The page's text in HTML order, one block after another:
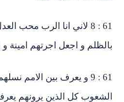
61 : 8 لاني انا الرب محب
و اجعل اجرتهم امينة و اقطع
61 : 9 و يعرف بين الامم
كل الذين يرونهم